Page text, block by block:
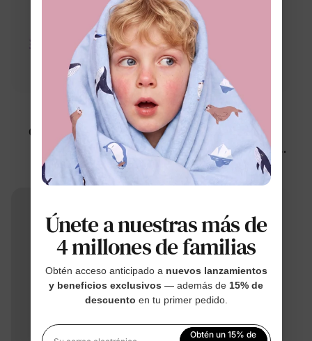
PAW Patrol
Chaqueta para niña
pequeña morada
$24.99
Princesa Disney
Chaqueta naranja para
niña pequeña Disney
Moana
$26.99
Únete a nuestras más de
4 millones de familias
Obtén acceso anticipado a nuevos lanzamientos
y beneficios exclusivos — además de 15% de
descuento en tu primer pedido.
Obtén un 15% de